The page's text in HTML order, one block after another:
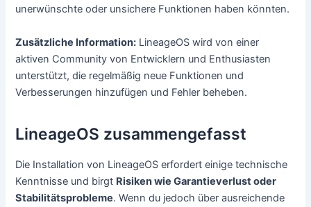
unerwünschte oder unsichere Funktionen haben könnten.
Zusätzliche Information: LineageOS wird von einer
aktiven Community von Entwicklern und Enthusiasten
unterstützt, die regelmäßig neue Funktionen und
Verbesserungen hinzufügen und Fehler beheben.
LineageOS zusammengefasst
Die Installation von LineageOS erfordert einige technische
Kenntnisse und birgt Risiken wie Garantieverlust oder
Stabilitätsprobleme. Wenn du jedoch über ausreichende